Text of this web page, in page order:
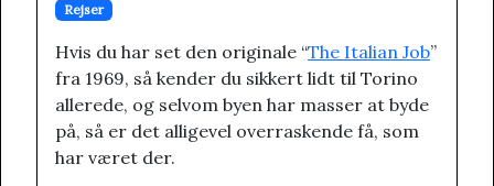
Rejser
Hvis du har set den originale “The Italian Job”
fra 1969, så kender du sikkert lidt til Torino
allerede, og selvom byen har masser at byde
på, så er det alligevel overraskende få, som
har været der.